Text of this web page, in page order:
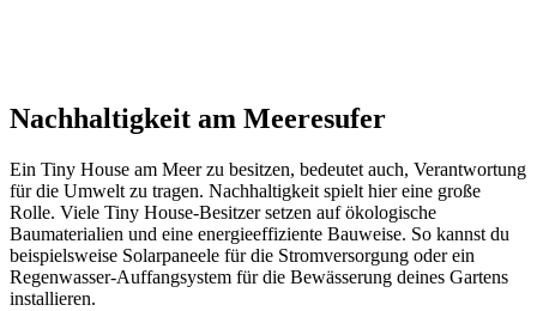
Nachhaltigkeit am Meeresufer
Ein Tiny House am Meer zu besitzen, bedeutet auch, Verantwortung
für die Umwelt zu tragen. Nachhaltigkeit spielt hier eine große
Rolle. Viele Tiny House-Besitzer setzen auf ökologische
Baumaterialien und eine energieeffiziente Bauweise. So kannst du
beispielsweise Solarpaneele für die Stromversorgung oder ein
Regenwasser-Auffangsystem für die Bewässerung deines Gartens
installieren.